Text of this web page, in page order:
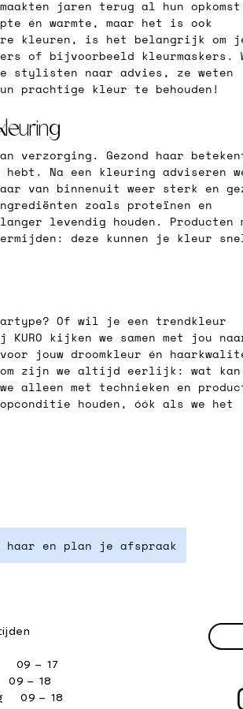
jaren terug al hun
én warmte, maar het is ook
kleuren, is het belangrijk om
of bijvoorbeeld kleurmaskers.
stylisten naar advies, ze weten
prachtige kleur te behouden!
Gezond haar
Na een kleuring adviseren
van binnenuit weer sterk en
zoals proteïnen en
levendig houden. Producten
deze kunnen je kleur
Of wil je een trendkleur
kijken we samen met jou
jouw droomkleur én
zijn we altijd eerlijk: wat
alleen met technieken en
houden, óók als we het
haar en plan je afspraak
09 – 17
09 – 18
09 – 18